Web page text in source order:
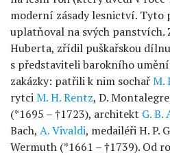
moderní zásady lesnictví. Tyto
uplatňoval na svých panstvích.
Huberta, zřídil puškařskou
s představiteli barokního
zakázky: patřili k nim sochařM.
rytciM. H. Rentz, D.
(*1695 – †1723), architekt G.
Bach, A. Vivaldi, medailéři H. P.
Wermuth (*1661 – †1739). Od